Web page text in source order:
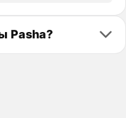
Pasha?